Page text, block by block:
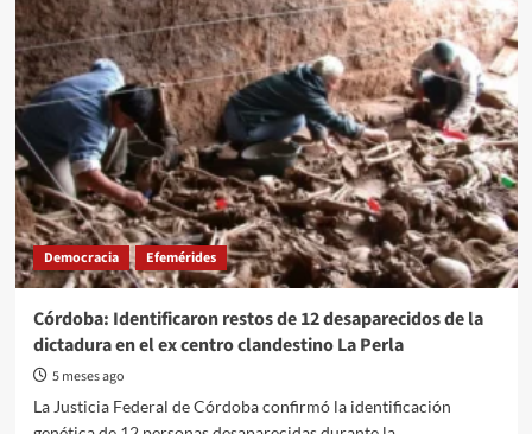
conocieron
las
identidades
de
los
12
desaparecidos
identificados
de
La
Perla
Democracia Efemérides
Córdoba: Identificaron restos de 12 desaparecidos de la
dictadura en el ex centro clandestino La Perla
5 meses ago
La Justicia Federal de Córdoba confirmó la identificación